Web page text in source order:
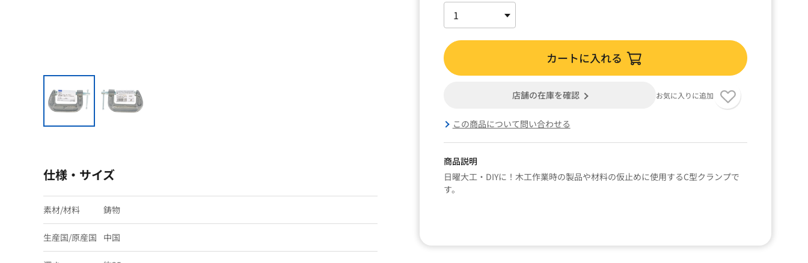
カートに入れる
店舗の在庫を確認 お気に入りに追加
この商品について問い合わせる
商品説明
日曜大工・DIYに！木工作業時の製品や材料の仮止めに使用するC型クランプで
す。
仕様・サイズ
素材/材料 鋳物
生産国/原産国 中国